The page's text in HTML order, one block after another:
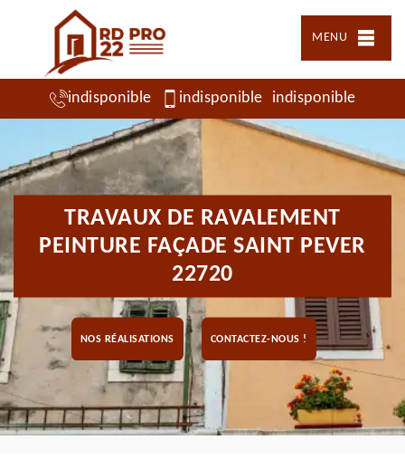
MENU
indisponible indisponible indisponible
TRAVAUX DE RAVALEMENT
PEINTURE FAÇADE SAINT PEVER
22720
NOS RÉALISATIONS CONTACTEZ-NOUS !